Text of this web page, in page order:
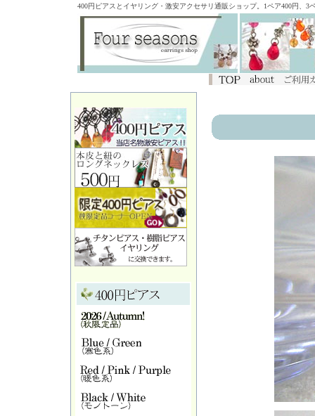
400円ピアスとイヤリング・激安アクセサリ通販ショップ。1ペア400円、